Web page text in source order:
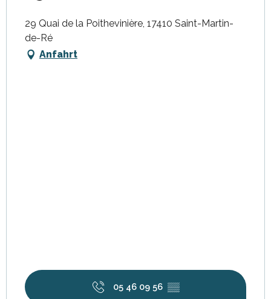
29 Quai de la Poithevinière, 17410 Saint-Martin-
de-Ré
Anfahrt
05 46 09 56 ▒▒